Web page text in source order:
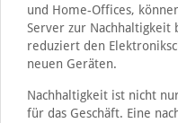
und Home-Offices,
Server zur Nachhaltigkeit
reduziert den
neuen Geräten.
Nachhaltigkeit ist nicht
für das Geschäft. Eine